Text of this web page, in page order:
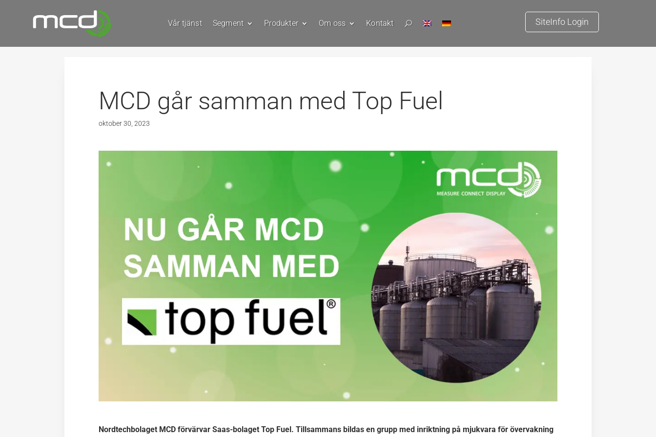
Vår tjänst Segment Produkter Om oss Kontakt U SiteInfo Login
MCD går samman med Top Fuel
oktober 30, 2023
Nordtechbolaget MCD förvärvar Saas-bolaget Top Fuel. Tillsammans bildas en grupp med inriktning på mjukvara för övervakning